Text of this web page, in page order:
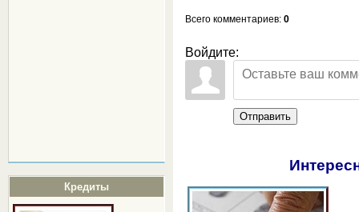
Кредиты
Всего комментариев: 0
Войдите:
Отправить